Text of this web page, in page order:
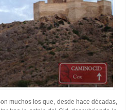
muchos los que, desde hace décadas,